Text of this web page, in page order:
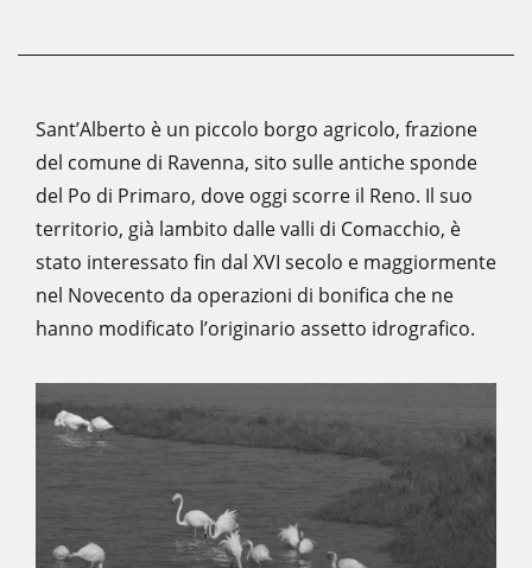
Sant’Alberto è un piccolo borgo agricolo, frazione
del comune di Ravenna, sito sulle antiche sponde
del Po di Primaro, dove oggi scorre il Reno. Il suo
territorio, già lambito dalle valli di Comacchio, è
stato interessato fin dal XVI secolo e maggiormente
nel Novecento da operazioni di bonifica che ne
hanno modificato l’originario assetto idrografico.